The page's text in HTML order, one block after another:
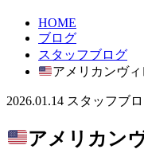
HOME
ブログ
スタッフブログ
アメリカンヴ
2026.01.14 スタッフブ
アメリカン